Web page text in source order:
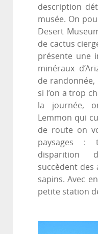
description
musée. On
Desert
de cactus
présente une
minéraux
de randonnée,
si l’on a trop
la journée,
Lemmon qui
de route on
paysages :
disparition
succèdent
sapins. Avec
petite station